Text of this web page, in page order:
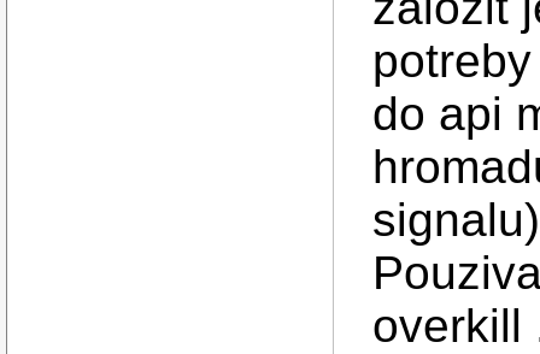
do api
overkill